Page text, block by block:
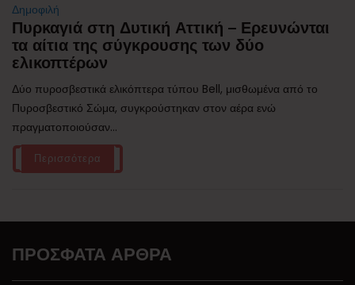
Δημοφιλή
Πυρκαγιά στη Δυτική Αττική – Ερευνώνται
τα αίτια της σύγκρουσης των δύο
ελικοπτέρων
Δύο πυροσβεστικά ελικόπτερα τύπου Bell, μισθωμένα από το
Πυροσβεστικό Σώμα, συγκρούστηκαν στον αέρα ενώ
πραγματοποιούσαν...
Περισσότερα
ΠΡΌΣΦΑΤΑ ΆΡΘΡΑ